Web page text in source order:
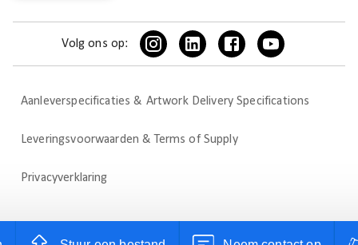
Volg ons op:
Aanleverspecificaties & Artwork Delivery Specifications
Leveringsvoorwaarden & Terms of Supply
Privacyverklaring